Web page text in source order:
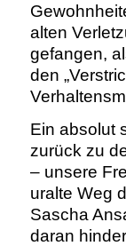
alten
gefangen,
den
Ein absolut
zurück zu
– unsere
uralte Weg
Sascha
daran